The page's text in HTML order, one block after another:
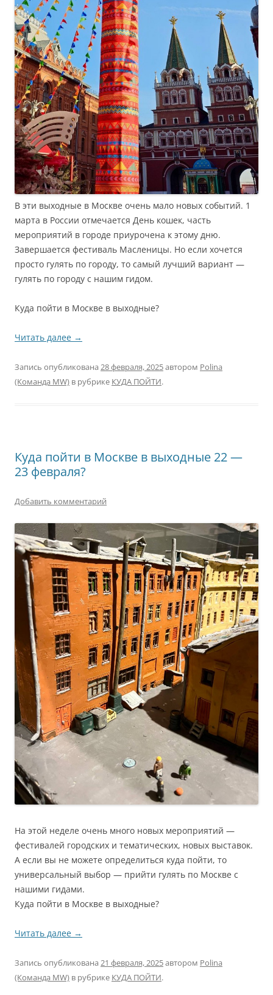
В эти выходные в Москве очень мало новых событий. 1
марта в России отмечается День кошек, часть
мероприятий в городе приурочена к этому дню.
Завершается фестиваль Масленицы. Но если хочется
просто гулять по городу, то самый лучший вариант —
гулять по городу с нашим гидом.
Куда пойти в Москве в выходные?
Читать далее →
Запись опубликована 28 февраля, 2025автором Polina
(Команда MW) в рубрике КУДА ПОЙТИ.
Куда пойти в Москве в выходные 22 —
23 февраля?
Добавить комментарий
На этой неделе очень много новых мероприятий —
фестивалей городских и тематических, новых выставок.
А если вы не можете определиться куда пойти, то
универсальный выбор — прийти гулять по Москве с
нашими гидами.
Куда пойти в Москве в выходные?
Читать далее →
Запись опубликована 21 февраля, 2025автором Polina
(Команда MW) в рубрике КУДА ПОЙТИ.